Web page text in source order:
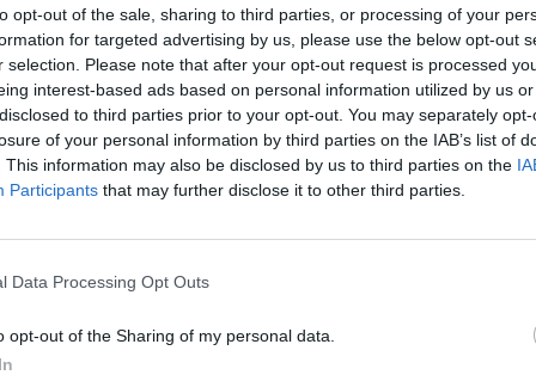
opt-out of the sale, sharing to third parties, or processing of your
for targeted advertising by us, please use the below opt-out
selection. Please note that after your opt-out request is processed
interest-based ads based on personal information utilized by us
to third parties prior to your opt-out. You may separately
of your personal information by third parties on the IAB’s list of
This information may also be disclosed by us to third parties on the
Participants that may further disclose it to other third parties.
Data Processing Opt Outs
opt-out of the Sharing of my personal data.
abordado temas clave como la nutrición, la
bienestar emocional, ofreciendo
la calidad de vida y afrontar esta etapa
compartido conocimiento actualizado sobre
todas las dudas de los y las profesionales
La alta participación constata el
para mejorar la atención a la